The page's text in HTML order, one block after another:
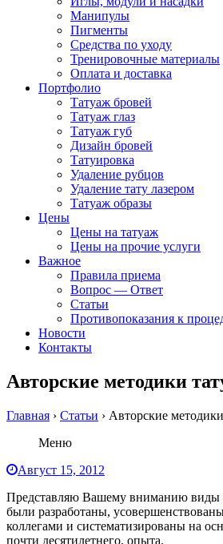
Манипулы
Пигменты
Средства по уходу
Тренировочные материалы
Оплата и доставка
Портфолио
Татуаж бровей
Татуаж глаз
Татуаж губ
Дизайн бровей
Татуировка
Удаление рубцов
Удаление тату лазером
Татуаж образы
Цены
Цены на татуаж
Цены на прочие услуги
Важное
Правила приема
Вопрос — Ответ
Статьи
Противопоказания к
Новости
Контакты
Авторские методики
Главная › Статьи › Авторские
Меню
Август 15, 2012
Представляю Вашему вниманию виды
были разработаны,
коллегами и систематизированы на
почти десятилетнего, опыта.